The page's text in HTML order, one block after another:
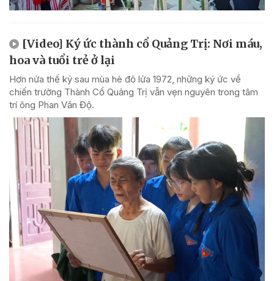
[Video] Ký ức thành cổ Quảng Trị: Nơi máu,
hoa và tuổi trẻ ở lại
Hơn nửa thế kỷ sau mùa hè đỏ lửa 1972, những ký ức về
chiến trường Thành Cổ Quảng Trị vẫn vẹn nguyên trong tâm
trí ông Phan Văn Độ.